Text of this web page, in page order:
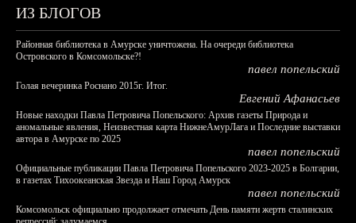
ИЗ БЛОГОВ
Районная библиотека в Амурске уничтожена. На очереди библиотека
Островского в Комсомольске?!
павел попельский
Голая вечеринка Роснано 2015г. Итог.
Евгений Афанасьев
Новые находки Павла Петровича Попельского: Архив газеты Природа и
аномальные явления, Неизвестная карта НижнеАмурЛага и Последние выставки
автора в Амурске по 2025
павел попельский
Официальные публикации Павла Петровича Попельского 2023-2025 в Болгарии,
в газетах Тихоокеанская Звезда и Наш Город Амурск
павел попельский
Комсомольск официально продолжает отмечать День памяти жертв сталинских